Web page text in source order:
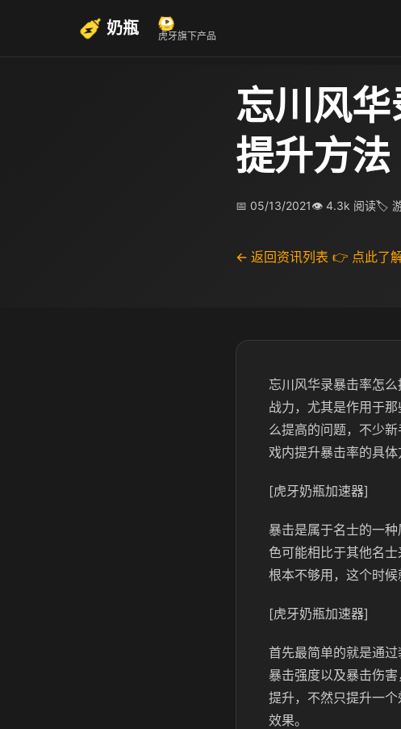
奶瓶 虎牙旗下产品
忘川风
提升方法
📅 05/13/2021👁 4.3k 阅读🏷
← 返回资讯列表 👉 点此了
忘川风华录暴击率怎
战力，尤其是作用于
么提高的问题，不少
戏内提升暴击率的具体
[虎牙奶瓶加速器]
暴击是属于名士的一
色可能相比于其他名
根本不够用，这个时候
[虎牙奶瓶加速器]
首先最简单的就是通
暴击强度以及暴击伤
提升，不然只提升一
效果。